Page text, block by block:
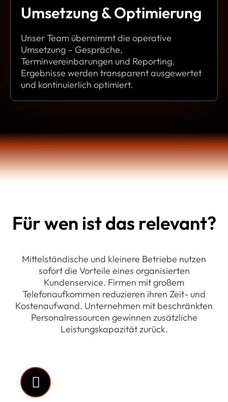
Umsetzung & Optimierung
Unser Team übernimmt die operative
Umsetzung – Gespräche,
Terminvereinbarungen und Reporting.
Ergebnisse werden transparent ausgewertet
und kontinuierlich optimiert.
Für wen ist das relevant?
Mittelständische und kleinere Betriebe nutzen
sofort die Vorteile eines organisierten
Kundenservice. Firmen mit großem
Telefonaufkommen reduzieren ihren Zeit- und
Kostenaufwand. Unternehmen mit beschränkten
Personalressourcen gewinnen zusätzliche
Leistungskapazität zurück.